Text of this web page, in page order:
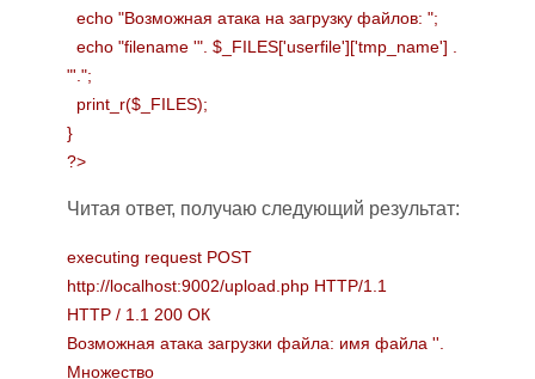
echo "Возможная атака на загрузку файлов: ";
echo "filename '". $_FILES['userfile']['tmp_name'] .
"'.";
print_r($_FILES);
}
?>
Читая ответ, получаю следующий результат:
executing request POST
http://localhost:9002/upload.php HTTP/1.1
HTTP / 1.1 200 ОК
Возможная атака загрузки файла: имя файла ''.
Множество